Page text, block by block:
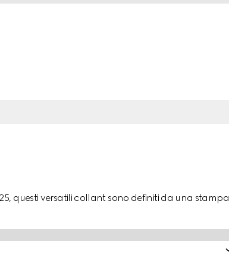
questi versatili collant sono definiti da una stampa